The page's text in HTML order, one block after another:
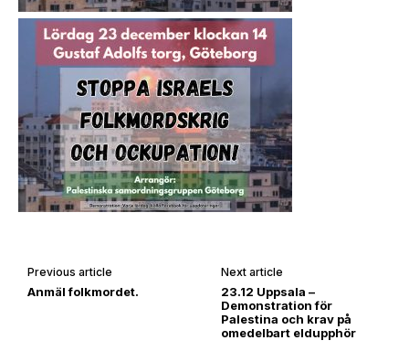
Previous article
Anmäl folkmordet.
Next article
23.12 Uppsala –
Demonstration för
Palestina och krav på
omedelbart eldupphör